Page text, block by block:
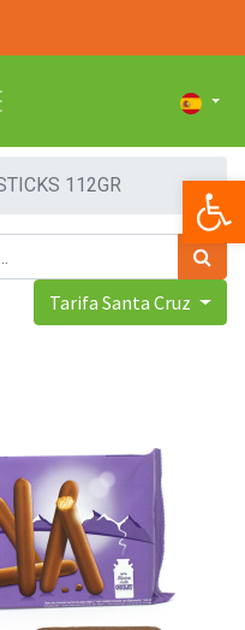
112GR
Tarifa Santa Cruz